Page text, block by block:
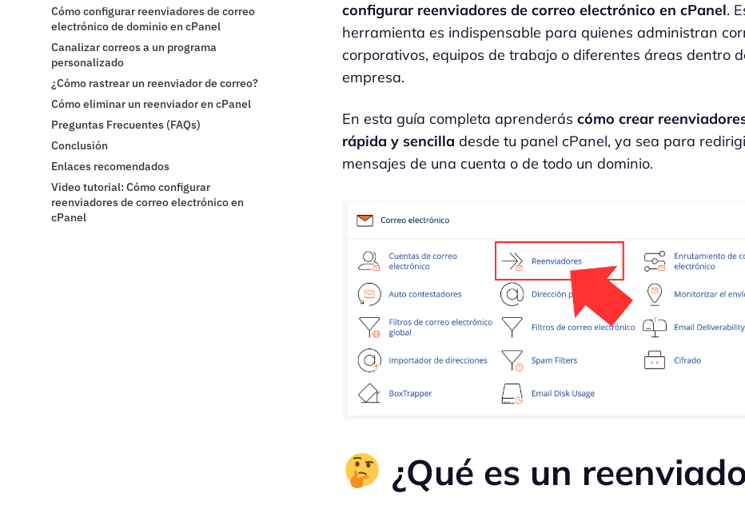
Cómo configurar reenviadores de correo
electrónico de dominio en cPanel
Canalizar correos a un programa
personalizado
¿Cómo rastrear un reenviador de correo?
Cómo eliminar un reenviador en cPanel
Preguntas Frecuentes (FAQs)
Conclusión
Enlaces recomendados
Video tutorial: Cómo configurar
reenviadores de correo electrónico en
cPanel
configurar reenviadores de correo electrónico en cPanel.
herramienta es indispensable para quienes administran
corporativos, equipos de trabajo o diferentes áreas dentro
empresa.
En esta guía completa aprenderáscómo crear
rápida y sencilla desde tu panel cPanel, ya sea para
mensajes de una cuenta o de todo un dominio.
¿Qué es un